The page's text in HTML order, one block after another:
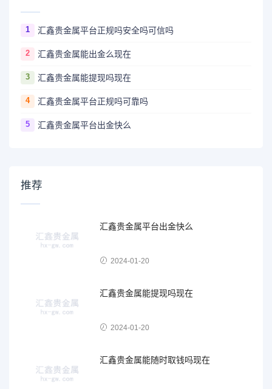
1 汇鑫贵金属平台正规吗安全吗可信吗
2 汇鑫贵金属能出金么现在
3 汇鑫贵金属能提现吗现在
4 汇鑫贵金属平台正规吗可靠吗
5 汇鑫贵金属平台出金快么
推荐
汇鑫贵金属平台出金快么
2024-01-20
汇鑫贵金属能提现吗现在
2024-01-20
汇鑫贵金属能随时取钱吗现在